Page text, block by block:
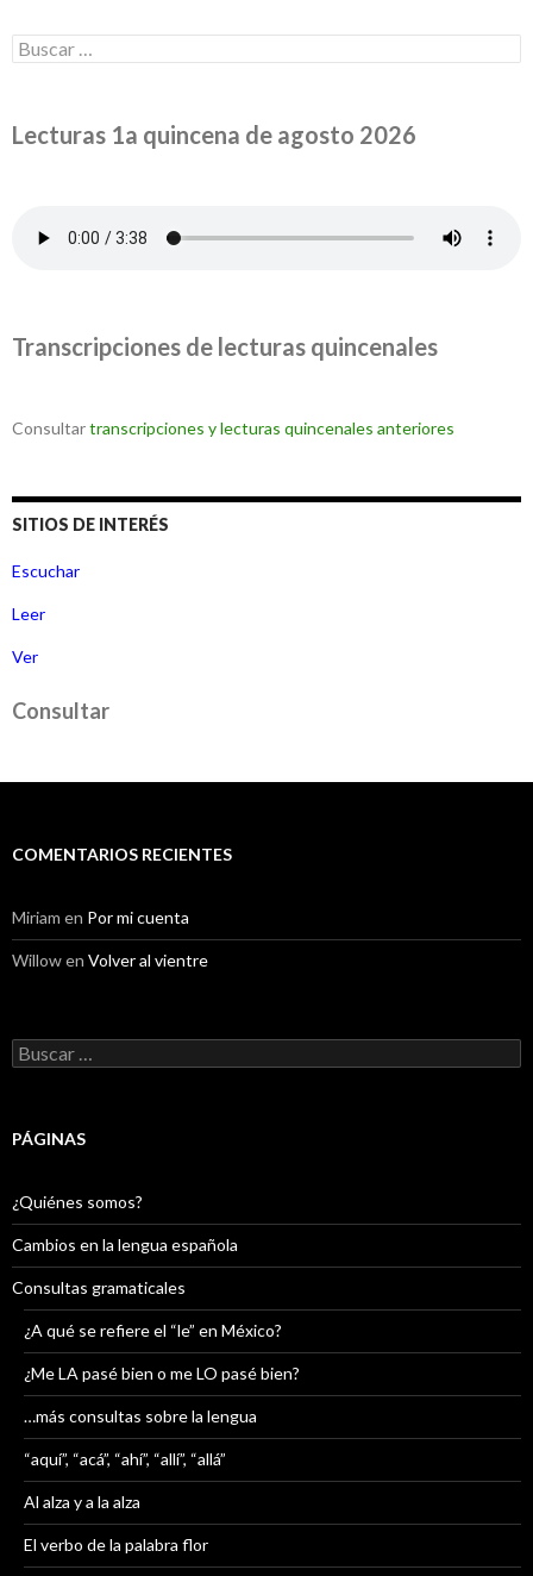
Buscar:
Lecturas 1a quincena de agosto 2026
Transcripciones de lecturas quincenales
Consultartranscripciones y lecturas quincenales anteriores
SITIOS DE INTERÉS
Escuchar
Leer
Ver
Consultar
COMENTARIOS RECIENTES
Miriam en Por mi cuenta
Willowen Volver al vientre
Buscar:
PÁGINAS
¿Quiénes somos?
Cambios en la lengua española
Consultas gramaticales
¿A qué se refiere el “le” en México?
¿Me LA pasé bien o me LO pasé bien?
…más consultas sobre la lengua
“aquí”, “acá”, “ahí”, “allí”, “allá”
Al alza y a la alza
El verbo de la palabra flor